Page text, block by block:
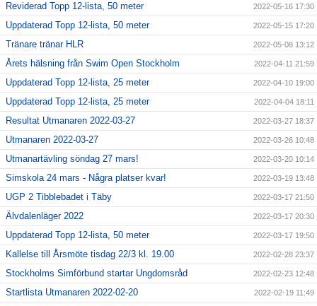
Reviderad Topp 12-lista, 50 meter 2022-05-16 17:30
Uppdaterad Topp 12-lista, 50 meter 2022-05-15 17:20
Tränare tränar HLR 2022-05-08 13:12
Årets hälsning från Swim Open Stockholm 2022-04-11 21:59
Uppdaterad Topp 12-lista, 25 meter 2022-04-10 19:00
Uppdaterad Topp 12-lista, 25 meter 2022-04-04 18:11
Resultat Utmanaren 2022-03-27 2022-03-27 18:37
Utmanaren 2022-03-27 2022-03-26 10:48
Utmanartävling söndag 27 mars! 2022-03-20 10:14
Simskola 24 mars - Några platser kvar! 2022-03-19 13:48
UGP 2 Tibblebadet i Täby 2022-03-17 21:50
Älvdalenläger 2022 2022-03-17 20:30
Uppdaterad Topp 12-lista, 50 meter 2022-03-17 19:50
Kallelse till Årsmöte tisdag 22/3 kl. 19.00 2022-02-28 23:37
Stockholms Simförbund startar Ungdomsråd 2022-02-23 12:48
Startlista Utmanaren 2022-02-20 2022-02-19 11:49